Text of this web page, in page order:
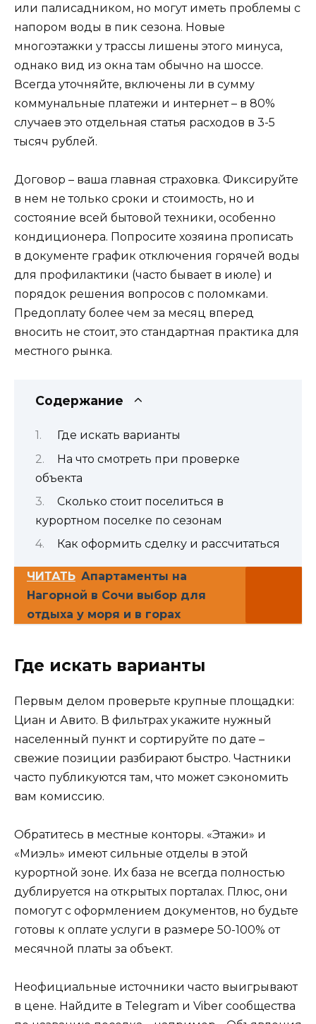
или палисадником, но могут иметь проблемы с
напором воды в пик сезона. Новые
многоэтажки у трассы лишены этого минуса,
однако вид из окна там обычно на шоссе.
Всегда уточняйте, включены ли в сумму
коммунальные платежи и интернет – в 80%
случаев это отдельная статья расходов в 3-5
тысяч рублей.
Договор – ваша главная страховка. Фиксируйте
в нем не только сроки и стоимость, но и
состояние всей бытовой техники, особенно
кондиционера. Попросите хозяина прописать
в документе график отключения горячей воды
для профилактики (часто бывает в июле) и
порядок решения вопросов с поломками.
Предоплату более чем за месяц вперед
вносить не стоит, это стандартная практика для
местного рынка.
Содержание
Где искать варианты
На что смотреть при проверке
объекта
Сколько стоит поселиться в
курортном поселке по сезонам
Как оформить сделку и рассчитаться
ЧИТАТЬ Апартаменты на
Нагорной в Сочи выбор для
отдыха у моря и в горах
Где искать варианты
Первым делом проверьте крупные площадки:
Циан и Авито. В фильтрах укажите нужный
населенный пункт и сортируйте по дате –
свежие позиции разбирают быстро. Частники
часто публикуются там, что может сэкономить
вам комиссию.
Обратитесь в местные конторы. «Этажи» и
«Миэль» имеют сильные отделы в этой
курортной зоне. Их база не всегда полностью
дублируется на открытых порталах. Плюс, они
помогут с оформлением документов, но будьте
готовы к оплате услуги в размере 50-100% от
месячной платы за объект.
Неофициальные источники часто выигрывают
в цене. Найдите в Telegram и Viber сообщества